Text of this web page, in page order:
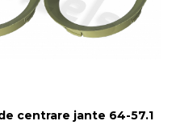
centrare jante 64-57.1